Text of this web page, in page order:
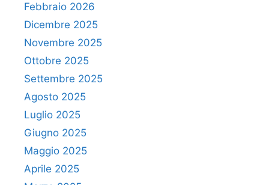
Febbraio 2026
Dicembre 2025
Novembre 2025
Ottobre 2025
Settembre 2025
Agosto 2025
Luglio 2025
Giugno 2025
Maggio 2025
Aprile 2025